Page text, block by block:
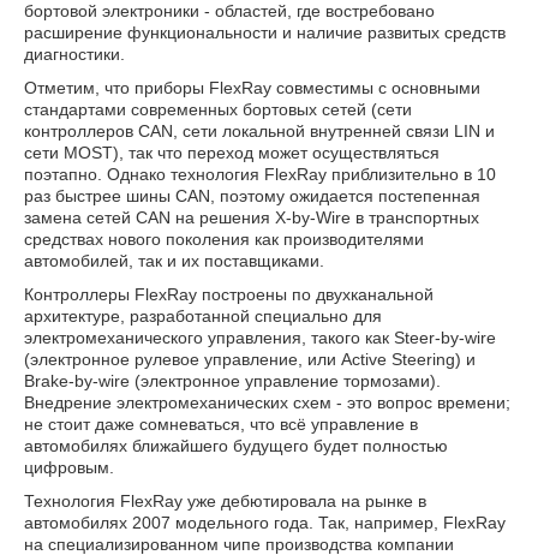
бортовой электроники - областей, где востребовано
расширение функциональности и наличие развитых средств
диагностики.
Отметим, что приборы FlexRay совместимы с основными
стандартами современных бортовых сетей (сети
контроллеров CAN, сети локальной внутренней связи LIN и
сети MOST), так что переход может осуществляться
поэтапно. Однако технология FlexRay приблизительно в 10
раз быстрее шины CAN, поэтому ожидается постепенная
замена сетей CAN на решения X-by-Wire в транспортных
средствах нового поколения как производителями
автомобилей, так и их поставщиками.
Контроллеры FlexRay построены по двухканальной
архитектуре, разработанной специально для
электромеханического управления, такого как Steer-by-wire
(электронное рулевое управление, или Active Steering) и
Brake-by-wire (электронное управление тормозами).
Внедрение электромеханических схем - это вопрос времени;
не стоит даже сомневаться, что всё управление в
автомобилях ближайшего будущего будет полностью
цифровым.
Технология FlexRay уже дебютировала на рынке в
автомобилях 2007 модельного года. Так, например, FlexRay
на специализированном чипе производства компании